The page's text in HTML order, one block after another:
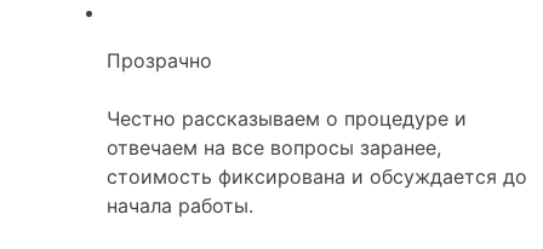
Прозрачно
Честно рассказываем о процедуре и
отвечаем на все вопросы заранее,
стоимость фиксирована и обсуждается до
начала работы.